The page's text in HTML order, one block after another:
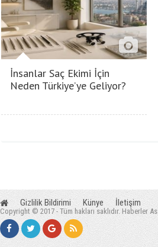
İnsanlar Saç Ekimi İçin
Neden Türkiye’ye Geliyor?
Gizlilik Bildirimi Künye İletişim
Copyright © 2017 - Tüm hakları saklıdır. Haberler As